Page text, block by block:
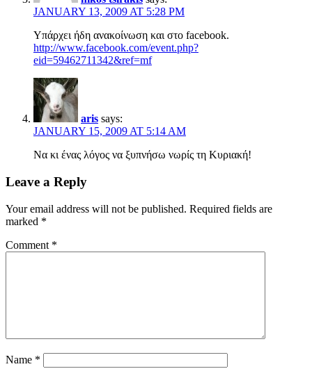
JANUARY 13, 2009 AT 5:28 PM
Υπάρχει ήδη ανακοίνωση και στο facebook.
http://www.facebook.com/event.php?
eid=59462711342&ref=mf
aris says:
JANUARY 15, 2009 AT 5:14 AM
Να κι ένας λόγος να ξυπνήσω νωρίς τη Κυριακή!
Leave a Reply
Your email address will not be published. Required fields are
marked *
Comment *
Name *